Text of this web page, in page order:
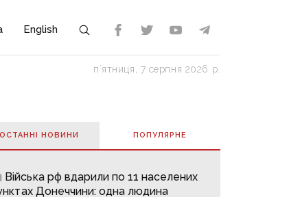
English
пʼятниця, 7 серпня 2026 р.
ОСТАННІ НОВИНИ ПОПУЛЯРНE
Війська рф вдарили по 11 населених
Донеччини: одна людина